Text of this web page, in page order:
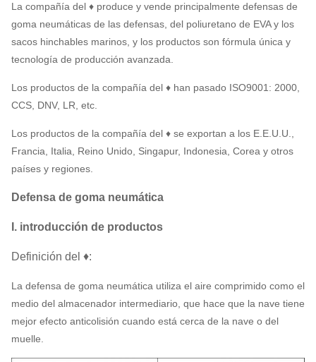
La compañía del ♦ produce y vende principalmente defensas de
goma neumáticas de las defensas, del poliuretano de EVA y los
sacos hinchables marinos, y los productos son fórmula única y
tecnología de producción avanzada.
Los productos de la compañía del ♦ han pasado ISO9001: 2000,
CCS, DNV, LR, etc.
Los productos de la compañía del ♦ se exportan a los E.E.U.U.,
Francia, Italia, Reino Unido, Singapur, Indonesia, Corea y otros
países y regiones.
Defensa de goma neumática
I. introducción de productos
Definición del ♦:
La defensa de goma neumática utiliza el aire comprimido como el
medio del almacenador intermediario, que hace que la nave tiene
mejor efecto anticolisión cuando está cerca de la nave o del
muelle.